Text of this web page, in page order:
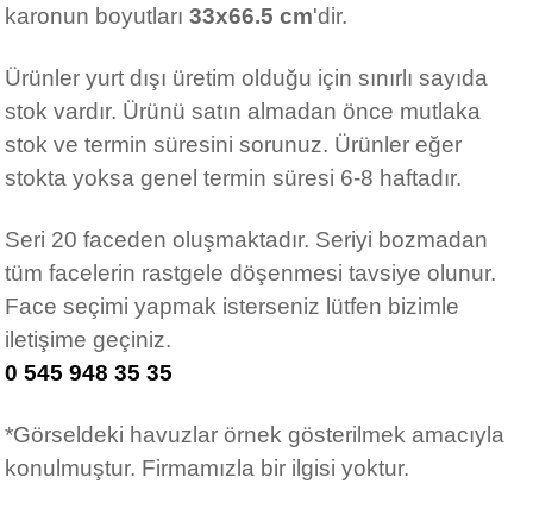
karonun boyutları 33x66.5 cm'dir.
Ürünler yurt dışı üretim olduğu için sınırlı sayıda
stok vardır. Ürünü satın almadan önce mutlaka
stok ve termin süresini sorunuz. Ürünler eğer
stokta yoksa genel termin süresi 6-8 haftadır.
Seri 20 faceden oluşmaktadır. Seriyi bozmadan
tüm facelerin rastgele döşenmesi tavsiye olunur.
Face seçimi yapmak isterseniz lütfen bizimle
iletişime geçiniz.
0 545 948 35 35
*Görseldeki havuzlar örnek gösterilmek amacıyla
konulmuştur. Firmamızla bir ilgisi yoktur.